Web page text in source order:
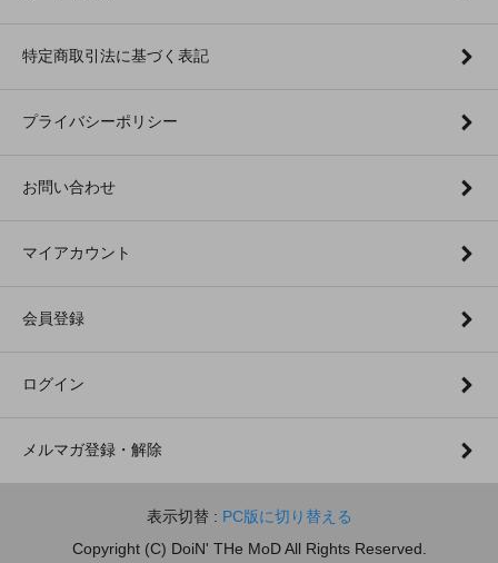
特定商取引法に基づく表記
プライバシーポリシー
お問い合わせ
マイアカウント
会員登録
ログイン
メルマガ登録・解除
表示切替 : PC版に切り替える
Copyright (C) DoiN' THe MoD All Rights Reserved.